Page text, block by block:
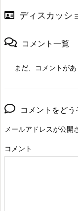
ディスカッシ
コメント一覧
まだ、コメントが
コメントをどう
メールアドレスが公開
コメント